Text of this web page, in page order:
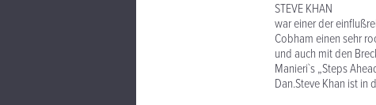
STEVE KHAN
war einer der
Cobham einen sehr
und auch mit den
Manieri`s „Steps
Dan.Steve Khan ist in